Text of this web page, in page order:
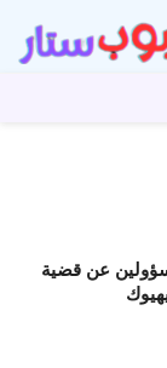
عن قضية